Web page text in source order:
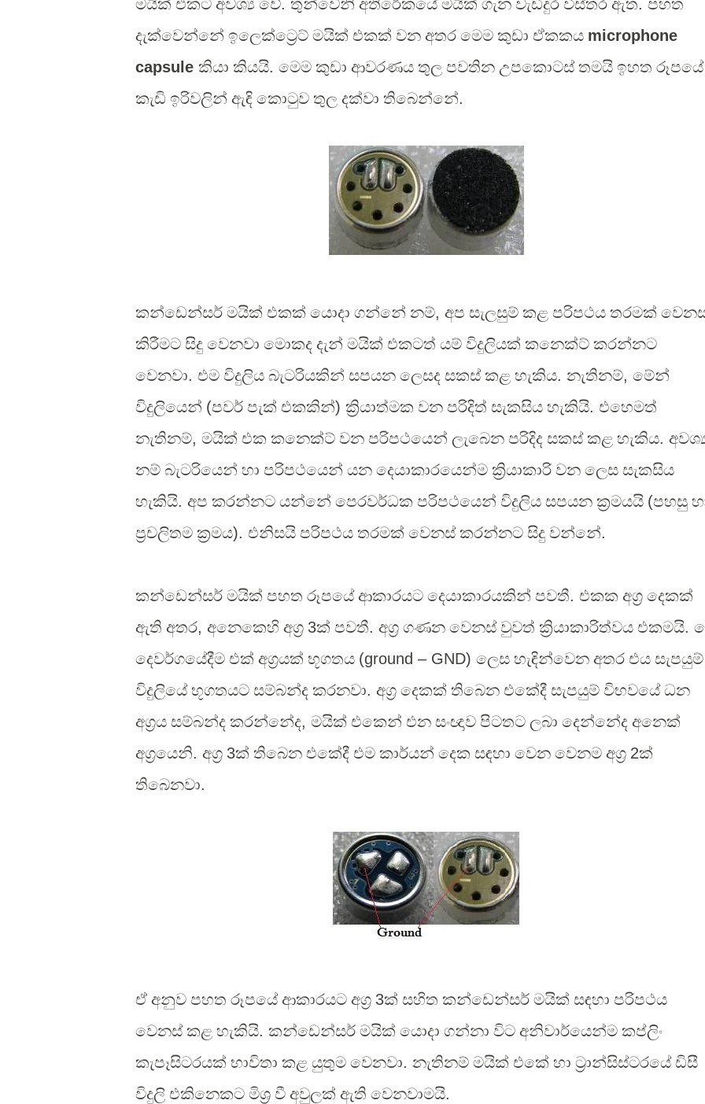
මයික් එකට අවශ්‍ය වේ. තුන්වෙනි අතිරේකයේ මයික් ගැන වැඩිදුර විස්තර ඇත. පහත
දැක්වෙන්නේ ඉලෙක්ට්‍රෙට් මයික් එකක් වන අතර මෙම කුඩා ඒකකය microphone
capsule කියා කියයි. මෙම කුඩා ආවරණය තුල පවතින උපකොටස් තමයි ඉහත රූපයේ
කැඩි ඉරිවලින් ඇඳි කොටුව තුල දක්වා තිබෙන්නේ.
කන්ඩෙන්සර් මයික් එකක් යොදා ගන්නේ නම්, අප සැලසුම් කළ පරිපථය තරමක්
කිරීමට සිදු වෙනවා මොකද දැන් මයික් එකටත් යම් විදුලියක් කනෙක්ට් කරන්නට
වෙනවා. එම විදුලිය බැටරියකින් සපයන ලෙසද සකස් කළ හැකිය. නැතිනම්, මේන්
විදුලියෙන් (පවර් පැක් එකකින්) ක්‍රියාත්මක වන පරිදිත් සැකසිය හැකියි. එහෙමත්
නැතිනම්, මයික් එක කනෙක්ට් වන පරිපථයෙන් ලැබෙන පරිදිද සකස් කළ හැකිය.
නම් බැටරියෙන් හා පරිපථයෙන් යන දෙයාකාරයෙන්ම ක්‍රියාකාරි වන ලෙස සැකසිය
හැකියි. අප කරන්නට යන්නේ පෙරවර්ධක පරිපථයෙන් විදුලිය සපයන ක්‍රමයයි (පහසු
ප්‍රචලිතම ක්‍රමය). එනිසයි පරිපථය තරමක් වෙනස් කරන්නට සිදු වන්නේ.
කන්ඩෙන්සර් මයික් පහත රූපයේ ආකාරයට දෙයාකාරයකින් පවතී. එකක අග්‍ර දෙකක්
ඇති අතර, අනෙකෙහි අග්‍ර 3ක් පවතී. අග්‍ර ගණන වෙනස් වුවත් ක්‍රියාකාරිත්වය එකමයි.
දෙවර්ගයේදීම එක් අග්‍රයක් භූගතය (ground – GND) ලෙස හැඳින්වෙන අතර එය සැපයුම්
විදුලියේ භූගතයට සම්බන්ද කරනවා. අග්‍ර දෙකක් තිබෙන එකේදී සැපයුම් විභවයේ ධන
අග්‍රය සම්බන්ද කරන්නේද, මයික් එකෙන් එන සංඥාව පිටතට ලබා දෙන්නේද අනෙක්
අග්‍රයෙනි. අග්‍ර 3ක් තිබෙන එකේදී එම කාර්යන් දෙක සඳහා වෙන වෙනම අග්‍ර 2ක්
තිබෙනවා.
ඒ අනුව පහත රූපයේ ආකාරයට අග්‍ර 3ක් සහිත කන්ඩෙන්සර් මයික් සඳහා පරිපථය
වෙනස් කළ හැකියි. කන්ඩෙන්සර් මයික් යොදා ගන්නා විට අනිවාර්යෙන්ම කප්ලිං
කැපෑසිටරයක් භාවිතා කළ යුතුම වෙනවා. නැතිනම් මයික් එකේ හා ට්‍රාන්සිස්ටරයේ ඩිසී
විදුලි එකිනෙකට මිශ්‍ර වී අවුලක් ඇති වෙනවාමයි.